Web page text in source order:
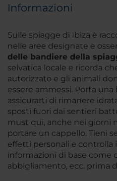
Informazioni
Sulle spiagge di Ibiza è
nelle aree designate e
delle bandiere della
selvatica locale e ricorda
autorizzato e gli animali
essere ammessi. Porta
assicurarti di rimanere
sposti fuori dai sentieri
must qui, anche nei giorni
portare un cappello. Tieni
effetti personali e controlla
informazioni di base come
abbigliamento, ecc. prima